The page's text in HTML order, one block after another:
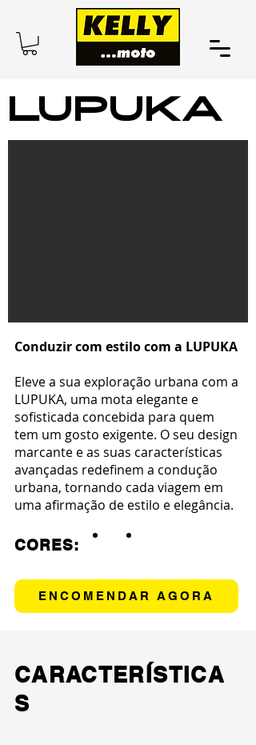
LUPUKA
Conduzir com estilo com a LUPUKA
Eleve a sua exploração urbana com a
LUPUKA, uma mota elegante e
sofisticada concebida para quem
tem um gosto exigente. O seu design
marcante e as suas características
avançadas redefinem a condução
urbana, tornando cada viagem em
uma afirmação de estilo e elegância.
CORES:
ENCOMENDAR AGORA
CARACTERÍSTICA
S